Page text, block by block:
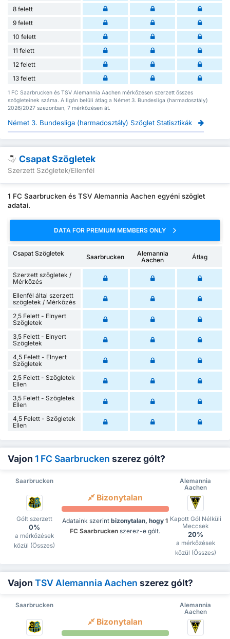
8 felett
9 felett
10 felett
11 felett
12 felett
13 felett
1 FC Saarbrucken és TSV Alemannia Aachen mérkőzésen szerzett összes
szögleteinek száma. A ligán belüli átlag a Német 3. Bundesliga (harmadosztály)
2026/2027 szezonban, 7 mérkőzésen át.
Német 3. Bundesliga (harmadosztály) Szöglet Statisztikák
Csapat Szögletek
Szerzett Szögletek/Ellenfél
1 FC Saarbrucken és TSV Alemannia Aachen egyéni szöglet
adatai.
DATA FOR PREMIUM MEMBERS ONLY
Csapat Szögletek Saarbrucken
Alemannia
Aachen
Átlag
Szerzett szögletek /
Mérkőzés
Ellenfél által szerzett
szögletek / Mérkőzés
2,5 Felett - Elnyert
Szögletek
3,5 Felett - Elnyert
Szögletek
4,5 Felett - Elnyert
Szögletek
2,5 Felett - Szögletek
Ellen
3,5 Felett - Szögletek
Ellen
4,5 Felett - Szögletek
Ellen
Vajon 1 FC Saarbrucken szerez gólt?
Saarbrucken
Alemannia
Aachen
Gólt szerzett
0%
a mérkőzések
közül (Összes)
Bizonytalan
Adataink szerint bizonytalan, hogy 1
FC Saarbrucken szerez-e gólt.
Kapott Gól Nélküli
Meccsek
20%
a mérkőzések
közül (Összes)
Vajon TSV Alemannia Aachen szerez gólt?
Saarbrucken
Alemannia
Aachen
Bizonytalan